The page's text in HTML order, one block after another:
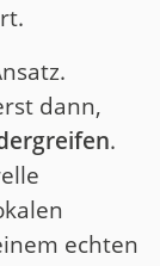
dann,
.
echten